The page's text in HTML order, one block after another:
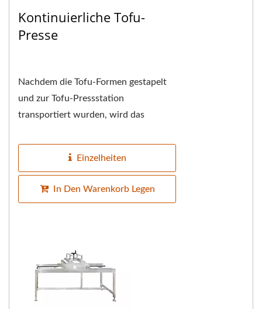
Kontinuierliche Tofu-
Presse
Nachdem die Tofu-Formen gestapelt
und zur Tofu-Pressstation
transportiert wurden, wird das
synchronisiert und die Tofu-Formen...
Einzelheiten
In Den Warenkorb Legen